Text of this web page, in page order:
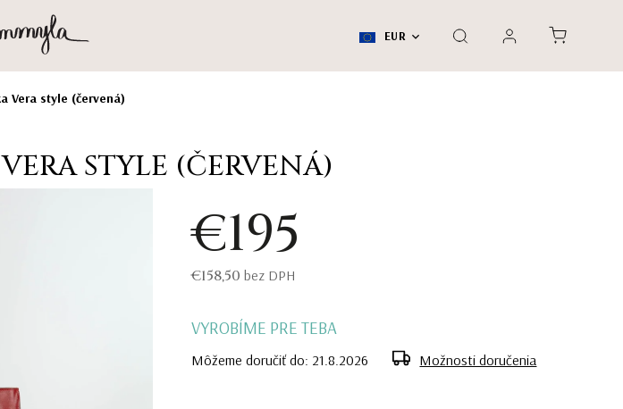
EUR
Vera style (červená)
STYLE (ČERVENÁ)
€195
€158,50 bez DPH
VYROBÍME PRE TEBA
Môžeme doručiť do: 21.8.2026 Možnosti doručenia